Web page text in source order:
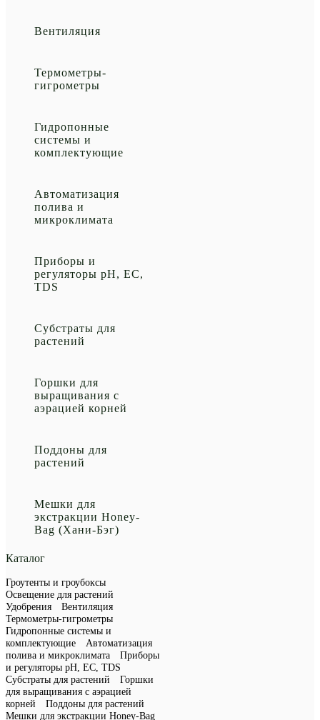
Вентиляция
Термометры-
гигрометры
Гидропонные
системы и
комплектующие
Автоматизация
полива и
микроклимата
Приборы и
регуляторы рН, EC,
TDS
Субстраты для
растений
Горшки для
выращивания с
аэрацией корней
Поддоны для
растений
Мешки для
экстракции Honey-
Bag (Хани-Бэг)
Каталог
Гроутенты и гроубоксы
Освещение для растений
Удобрения
Вентиляция
Термометры-гигрометры
Гидропонные системы и
комплектующие
Автоматизация
полива и микроклимата
Приборы
и регуляторы рН, EC, TDS
Субстраты для растений
Горшки
для выращивания с аэрацией
корней
Поддоны для растений
Мешки для экстракции Honey-Bag